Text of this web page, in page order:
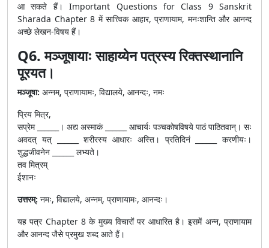
आ सकते हैं। Important Questions for Class 9 Sanskrit
Sharada Chapter 8 में सात्त्विक आहार, प्राणायाम, मनःशान्ति और आनन्द
अच्छे लेखन-विषय हैं।
Q6. मञ्जूषायाः साहाय्येन पत्रस्य रिक्तस्थानानि
पूरयत।
मञ्जूषा: अन्नम्, प्राणायामः, विद्यालये, आनन्दः, नमः
प्रिय मित्र,
सप्रेम ______। अद्य अस्माकं ______ आचार्यः पञ्चकोषविषये पाठं पाठितवान्। सः
अवदत् यत् ______ शरीरस्य आधारः अस्ति। प्रतिदिनं ______ करणीयः।
शुद्धजीवनेन ______ लभ्यते।
तव मित्रम्
ईशानः
उत्तरम्: नमः, विद्यालये, अन्नम्, प्राणायामः, आनन्दः।
यह पत्र Chapter 8 के मुख्य विचारों पर आधारित है। इसमें अन्न, प्राणायाम
और आनन्द जैसे प्रमुख शब्द आते हैं।